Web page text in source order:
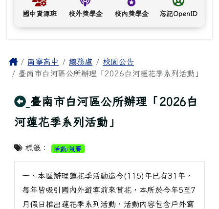
國中資源班 校外獎學金 校內獎學金 忘記OpenID
主內容區域
Home南寧高中 總務處
校園公告
臺南市白河區公所辦理「2026白河蓮花季系列活動」
回上頁
臺南市白河區公所辦理「2026白
河蓮花季系列活動」
標籤： 活動/競賽
一、本區辦理蓮花季活動迄今(115)年已有31年，
每年皆吸引國內外遊客前來賞花，本所於今年5至7
月假日推出蓮花季系列活動，活動內容包含戶外寫